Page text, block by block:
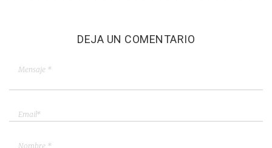
DEJA UN COMENTARIO